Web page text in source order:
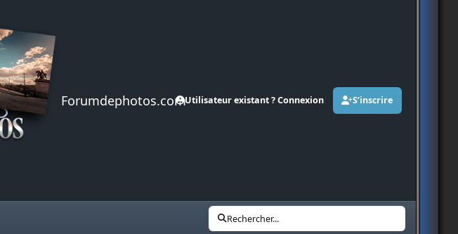
Forumdephotos.comUtilisateur existant ? Connexion S’inscrire
Rechercher...